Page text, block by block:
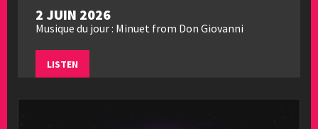
2 JUIN 2026
Musique du jour : Minuet from Don Giovanni
LISTEN